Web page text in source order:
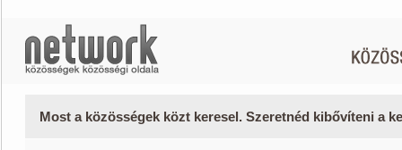
Most a közösségek közt keresel. Szeretnéd kibővíteni a